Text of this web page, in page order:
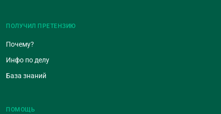
ПОЛУЧИЛ ПРЕТЕНЗИЮ
Почему?
Инфо по делу
База знаний
ПОМОЩЬ